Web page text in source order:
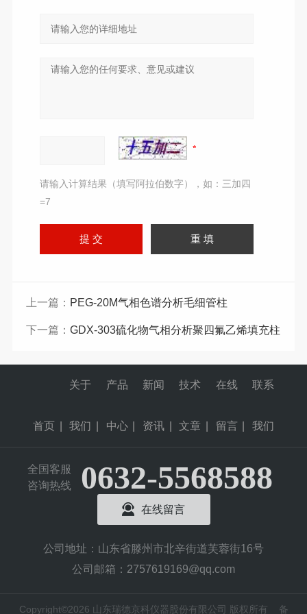
请输入计算结果（填写阿拉伯数字），如：三加四
=7
上一篇： PEG-20M气相色谱分析毛细管柱
下一篇： GDX-303硫化物气相分析聚四氟乙烯填充柱
首页
关于
我们
产品
中心
新闻
资讯
技术
文章
在线
留言
联系
我们
全国客服
咨询热线
0632-5568588
在线留言
公司地址：山东省滕州市北辛街道芙蓉街16号
公司邮箱：2757619169@qq.com
Copyright©2026 山东瑞德京科仪器股份有限公司 版权所有 备